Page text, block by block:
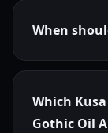
When
Which
Gothic Oil